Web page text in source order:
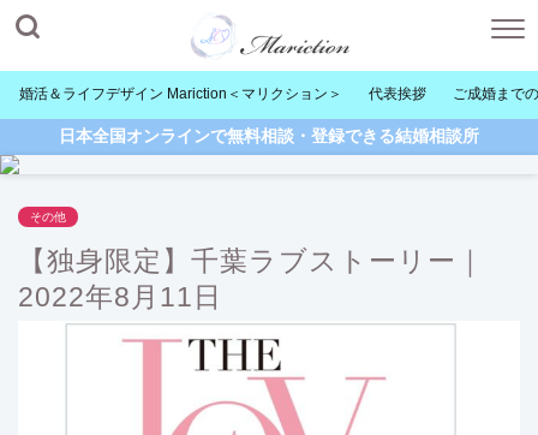
婚活＆ライフデザイン Mariction＜マリクション＞ 代表挨拶 ご成婚まで
日本全国オンラインで無料相談・登録できる結婚相談所
その他
【独身限定】千葉ラブストーリー｜
2022年8月11日